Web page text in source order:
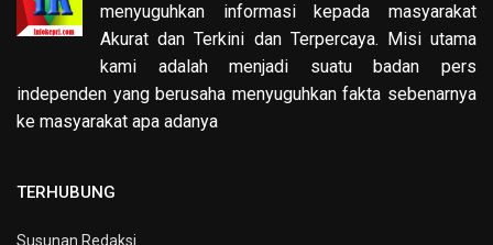
menyuguhkan informasi kepada masyarakat
Akurat dan Terkini dan Terpercaya. Misi utama
kami adalah menjadi suatu badan pers
independen yang berusaha menyuguhkan fakta sebenarnya
ke masyarakat apa adanya
TERHUBUNG
Susunan Redaksi